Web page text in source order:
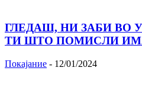
ГЛЕДАШ, НИ ЗАБИ ВО
ТИ ШТО ПОМИСЛИ
Покајание - 12/01/2024